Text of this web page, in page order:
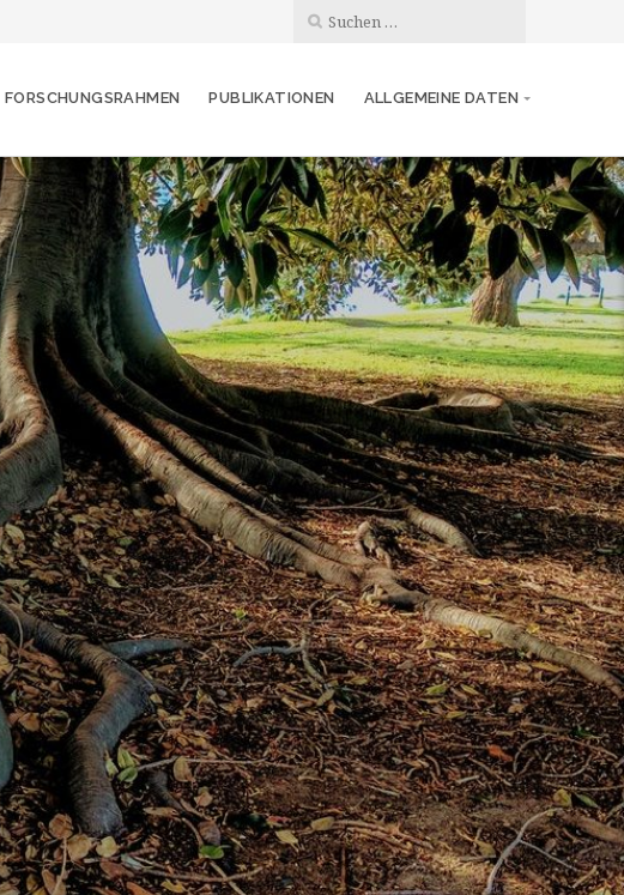
FORSCHUNGSRAHMEN PUBLIKATIONEN ALLGEMEINE DATEN